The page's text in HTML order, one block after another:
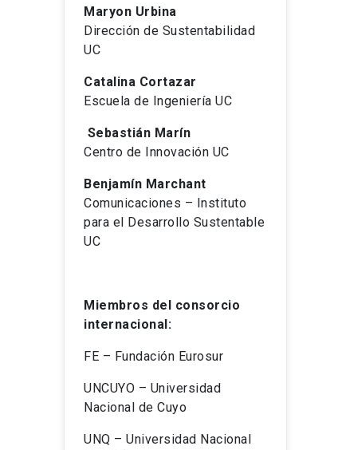
Maryon Urbina
Dirección de Sustentabilidad
UC
Catalina Cortazar
Escuela de Ingeniería UC
Sebastián Marín
Centro de Innovación UC
Benjamín Marchant
Comunicaciones – Instituto
para el Desarrollo Sustentable
UC
Miembros del consorcio
internacional:
FE – Fundación Eurosur
UNCUYO – Universidad
Nacional de Cuyo
UNQ – Universidad Nacional